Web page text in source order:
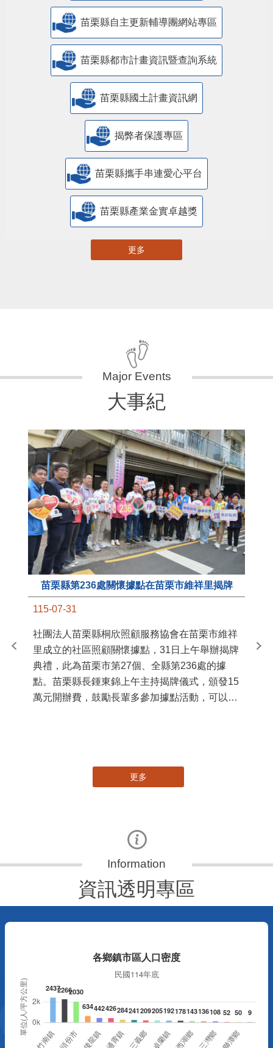
苗栗縣自主更新輔導團網站專區
苗栗縣都市計畫資訊暨查詢系統
苗栗縣國土計畫資訊網
揭弊者保護專區
苗栗縣攜手串連愛心平台
苗栗縣產業金實卓越獎
更多
大事紀
苗栗縣第236處關懷據點在苗栗市維祥里揭牌
115-07-31
社團法人苗栗縣桐欣照顧服務協會在苗栗市維祥
里成立的社區照顧關懷據點，31日上午舉辦揭牌
典禮，此為苗栗市第27個、全縣第236處的據
點。苗栗縣長鍾東錦上午主持揭牌儀式，頒發15
萬元開辦費，鼓勵長輩多參加據點活動，可以更
苗
更多
資訊透明專區